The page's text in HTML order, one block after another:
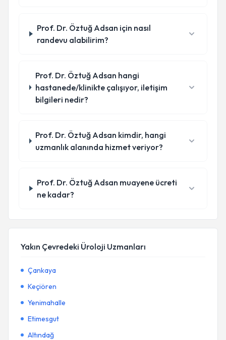
Prof. Dr. Öztuğ Adsan için nasıl
randevu alabilirim?
Prof. Dr. Öztuğ Adsan hangi
hastanede/klinikte çalışıyor, iletişim
bilgileri nedir?
Prof. Dr. Öztuğ Adsan kimdir, hangi
uzmanlık alanında hizmet veriyor?
Prof. Dr. Öztuğ Adsan muayene ücreti
ne kadar?
Yakın Çevredeki Üroloji Uzmanları
Çankaya
Keçiören
Yenimahalle
Etimesgut
Altındağ